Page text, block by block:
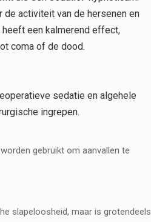
activiteit van de hersenen en
een kalmerend effect,
coma of de dood.
sedatie en algehele
ingrepen.
gebruikt om aanvallen te
slapeloosheid, maar is grotendeels